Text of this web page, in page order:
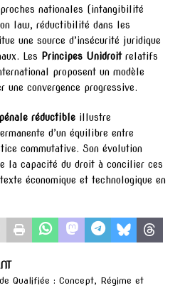
nationales (intangibilité
law, réductibilité dans les
une source d’insécurité juridique
Les Principes Unidroitrelatifs
proposent un modèle
convergence progressive.
réductible illustre
d’un équilibre entre
commutative. Son évolution
la capacité du droit à concilier ces
économique et technologique en
Qualifiée : Concept, Régime et